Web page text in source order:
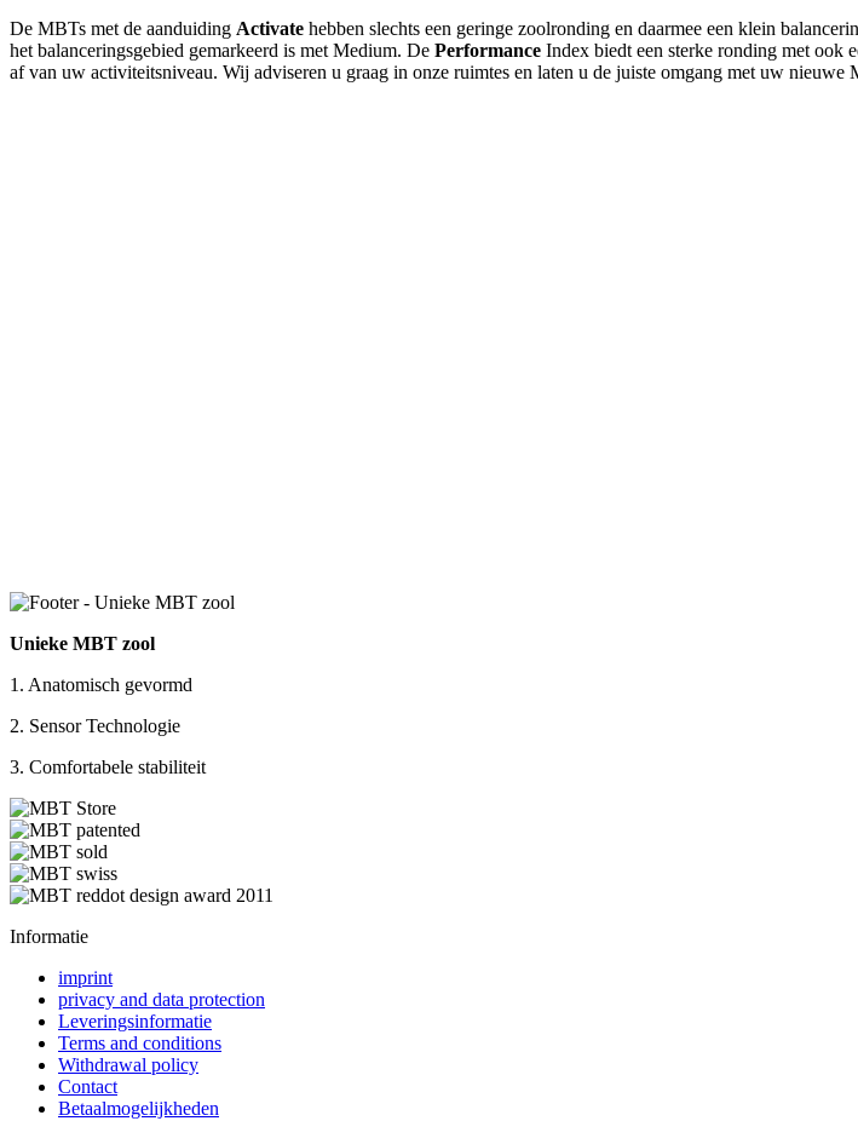
De MBTs met de aanduiding Activate hebben slechts een geringe zoolronding en daarmee een klein
het balanceringsgebied gemarkeerd is met Medium. De Performance Index biedt een sterke ronding met ook
af van uw activiteitsniveau. Wij adviseren u graag in onze ruimtes en laten u de juiste omgang met uw nieuwe
Unieke MBT zool
1. Anatomisch gevormd
2. Sensor Technologie
3. Comfortabele stabiliteit
Informatie
imprint
privacy and data protection
Leveringsinformatie
Terms and conditions
Withdrawal policy
Contact
Betaalmogelijkheden